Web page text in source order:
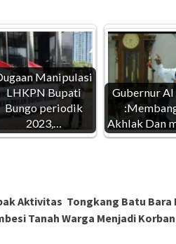
Manipulasi
LHKPN Bupati
Bungo periodik
2023,…
Gubernur
Akhlak Dan
Aktivitas Tongkang Batu Bara
Tanah Warga Menjadi